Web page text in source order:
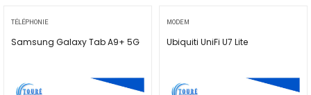
TÉLÉPHONIE
Samsung Galaxy Tab A9+ 5G
MODEM
Ubiquiti UniFi U7 Lite